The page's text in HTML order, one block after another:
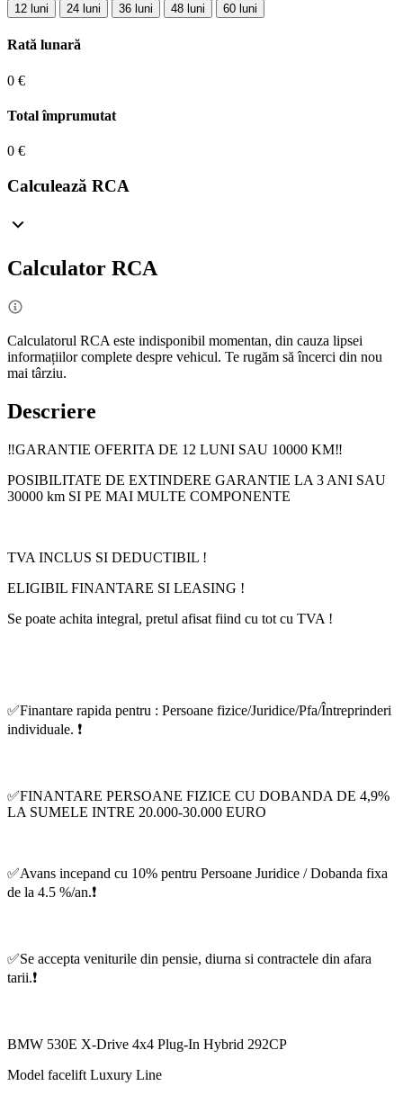
12 luni 24 luni 36 luni 48 luni 60 luni
Rată lunară
0 €
Total împrumutat
0 €
Calculează RCA
Calculator RCA
Calculatorul RCA este indisponibil momentan, din cauza lipsei
informațiilor complete despre vehicul. Te rugăm să încerci din nou
mai târziu.
Descriere
‼️GARANTIE OFERITA DE 12 LUNI SAU 10000 KM‼️
POSIBILITATE DE EXTINDERE GARANTIE LA 3 ANI SAU
30000 km SI PE MAI MULTE COMPONENTE
TVA INCLUS SI DEDUCTIBIL !
ELIGIBIL FINANTARE SI LEASING !
Se poate achita integral, pretul afisat fiind cu tot cu TVA !
✅Finantare rapida pentru : Persoane fizice/Juridice/Pfa/Întreprinderi
individuale. ❗️
✅FINANTARE PERSOANE FIZICE CU DOBANDA DE 4,9%
LA SUMELE INTRE 20.000-30.000 EURO
✅Avans incepand cu 10% pentru Persoane Juridice / Dobanda fixa
de la 4.5 %/an.❗️
✅Se accepta veniturile din pensie, diurna si contractele din afara
tarii.❗️
BMW 530E X-Drive 4x4 Plug-In Hybrid 292CP
Model facelift Luxury Line